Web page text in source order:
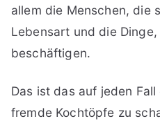
allem die Menschen, die
Lebensart und die
beschäftigen.
Das ist das auf jeden
fremde Kochtöpfe zu